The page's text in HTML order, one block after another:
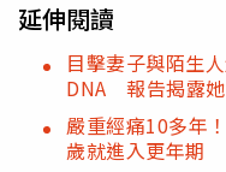
延伸閱讀
目擊妻子與陌生
DNA 報告揭露
嚴重經痛10多年
歲就進入更年期